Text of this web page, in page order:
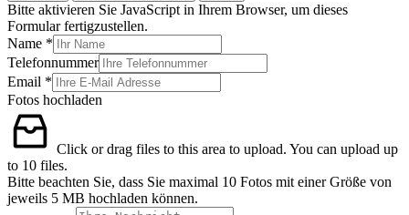
Bitte aktivieren Sie JavaScript in Ihrem Browser, um dieses
Formular fertigzustellen.
Name *
Telefonnummer
Email *
Fotos hochladen
Click or drag files to this area to upload. You can upload up
to 10 files.
Bitte beachten Sie, dass Sie maximal 10 Fotos mit einer Größe von
jeweils 5 MB hochladen können.